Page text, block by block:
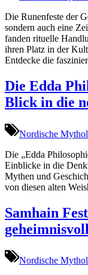
Die Runenfeste der
sondern auch eine
fanden rituelle
ihren Platz in der
Entdecke die
Die Edda
Blick in die
Nordische
Die „Edda
Einblicke in die
Mythen und
von diesen alten
Samhain
Nordische